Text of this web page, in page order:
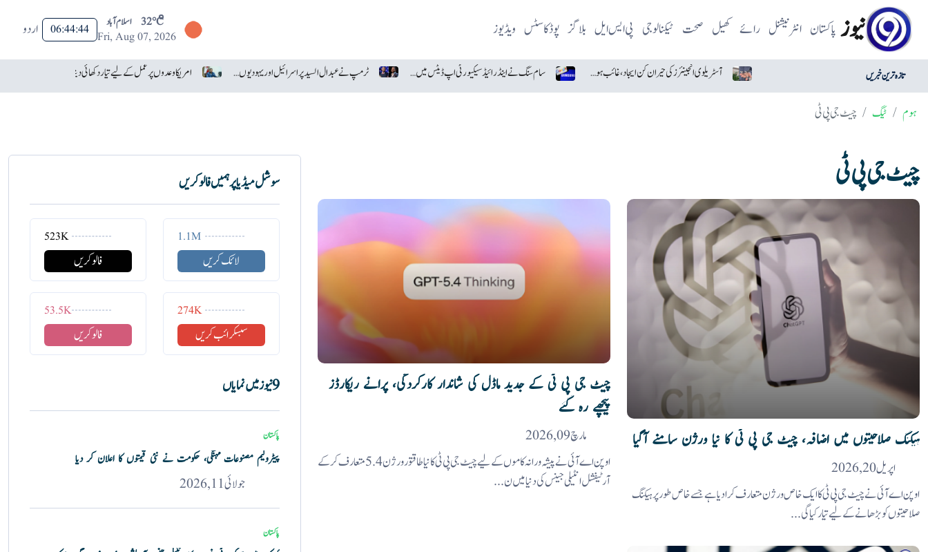
نیوز پاکستان انٹرنیشنل رائے کھیل صحت ٹیکنالوجی پی ایس ایل بلاگز پوڈکاسٹس ویڈیوز 32°C
اسلام آباد
Fri, Aug 07, 2026
06:44:45 اردو
تازہ ترین خبریں آسٹریلوی انجینئرز کی حیران کن ایجاد، غائب ہونے والا ڈرون تیار سام سنگ نے اینڈرائیڈ سیکیورٹی اپ ڈیٹس میں گوگل کو پیچھے چھوڑ دیا ٹرمپ نے عبدال السید پر اسرائیل اور یہودیوں سے نفرت کا الزام لگا دیا
ہوم ٹیگ چیٹ جی پی ٹی
چیٹ جی پی ٹی
ہیکنگ صلاحیتوں میں اضافہ، چیٹ جی پی ٹی کا نیا ورژن سامنے آگیا
اپریل 20, 2026
اوپن اے آئی نے چیٹ جی پی ٹی کا ایک خاص ورژن متعارف کرا دیا ہے جسے خاص طور پر ہیکنگ
صلاحیتوں کو بڑھانے کے لیے تیار کیا گی...
چیٹ جی پی ٹی کے جدید ماڈل کی شاندار کارکردگی، پرانے ریکارڈز
پیچھے رہ گئے
مارچ 09, 2026
اوپن اے آئی نے پیشہ ورانہ کاموں کے لیے چیٹ جی پی ٹی کا نیا طاقتور ورژن 5.4 متعارف کرکے
آرٹیفشل انٹیلی جینس کی دنیا میں ن...
سوشل میڈیا پر ہمیں فالو کریں
1.1M
لائک کریں
523K
فالو کریں
274K
سبسکرائب کریں
53.5K
فالو کریں
9 نیوز میں نمایاں
پاکستان
پیٹرولیم مصنوعات مہنگی، حکومت نے نئی قیمتوں کا اعلان کر دیا
جولائی 11, 2026
پاکستان